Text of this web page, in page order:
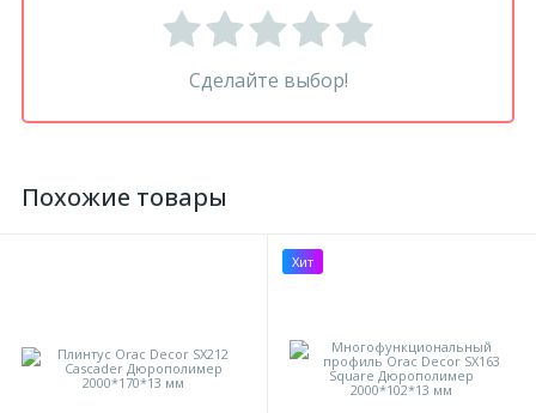
Сделайте выбор!
Похожие товары
Хит